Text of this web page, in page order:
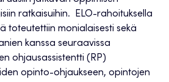
ratkaisuihin. ELO-rahoituksella
toteutettiin monialaisesti sekä
kanssa seuraavissa
ohjausassistentti (RP)
opinto-ohjaukseen, opintojen